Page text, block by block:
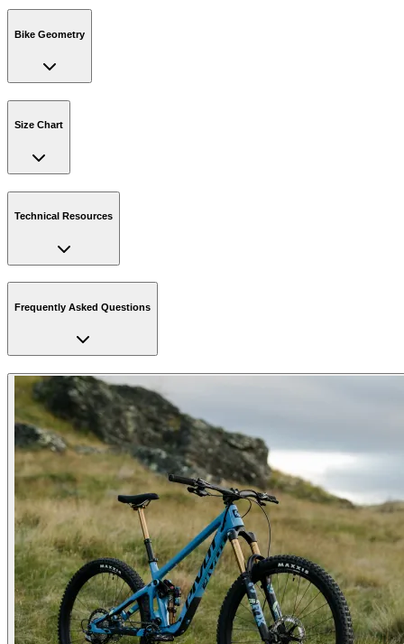
Bike Geometry
Size Chart
Technical Resources
Frequently Asked Questions